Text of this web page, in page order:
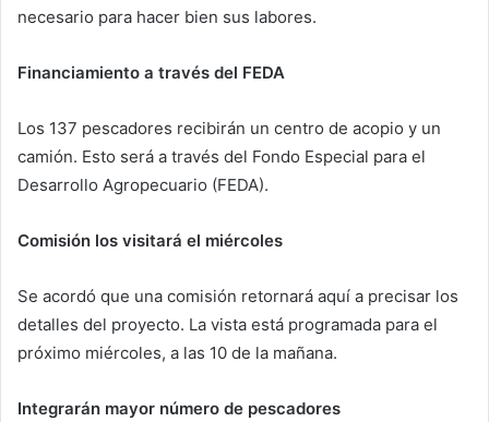
necesario para hacer bien sus labores.
Financiamiento a través del FEDA
Los 137 pescadores recibirán un centro de acopio y un
camión. Esto será a través del Fondo Especial para el
Desarrollo Agropecuario (FEDA).
Comisión los visitará el miércoles
Se acordó que una comisión retornará aquí a precisar los
detalles del proyecto. La vista está programada para el
próximo miércoles, a las 10 de la mañana.
Integrarán mayor número de pescadores